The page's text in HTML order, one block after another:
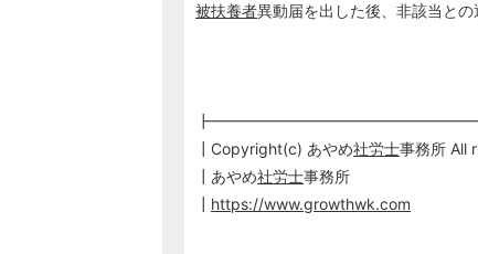
被扶養者異動届を出した後、非該当との
┃Copyright(c) あやめ社労士事務所 All
┃あやめ社労士事務所
https://www.growthwk.com